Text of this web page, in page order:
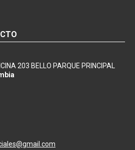
203 BELLO PARQUE PRINCIPAL